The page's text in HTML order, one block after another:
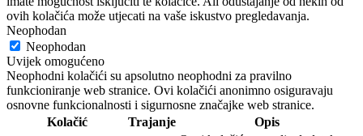
ovih kolačića može utjecati na vaše iskustvo pregledavanja.
Neophodan
Neophodan
Uvijek omogućeno
Neophodni kolačići su apsolutno neophodni za pravilno
funkcioniranje web stranice. Ovi kolačići anonimno osiguravaju
osnovne funkcionalnosti i sigurnosne značajke web stranice.
Kolačić
Trajanje Opis